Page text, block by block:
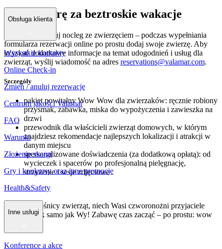
Łapa w górę za beztroskie wakacje
Łatwo zarezerwuj nocleg ze zwierzęciem – podczas wypełniania
formularza rezerwacji online po prostu dodaj swoje zwierzę. Aby
uzyskać dodatkowe informacje na temat udogodnień i usług dla
zwierząt, wyślij wiadomość na adres reservations@valamar.com.
Szczegóły
pakiet powitalny Wow Wow dla zwierzaków: ręcznie robiony
przysmak, zabawka, miska do wypożyczenia i zawieszka na
drzwi
przewodnik dla właścicieli zwierząt domowych, w którym
znajdziesz rekomendacje najlepszych lokalizacji i atrakcji w
danym miejscu
spersonalizowane doświadczenia (za dodatkową opłatą): od
wycieczek i spacerów po profesjonalną pielęgnację,
strzyżenie i sesje zdjęciowe
Drodzy miłośnicy zwierząt, niech Wasi czworonożni przyjaciele
cieszą się tak samo jak Wy! Zabawę czas zacząć – po prostu: wow
Obsługa klienta
Wszystkie kontakty
Online Check-in
Zmień / anuluj rezerwację
Centrum jakości Valamar
FAQ
Warunki
Złożenie skargi
Gry i konkursy oraz inne promocje
Health&Safety
Inne usługi
Konference a akce